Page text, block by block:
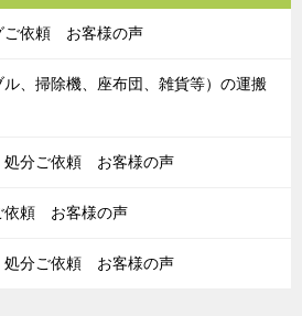
ご依頼 お客様の声
、掃除機、座布団、雑貨等）の運搬
処分ご依頼 お客様の声
依頼 お客様の声
処分ご依頼 お客様の声